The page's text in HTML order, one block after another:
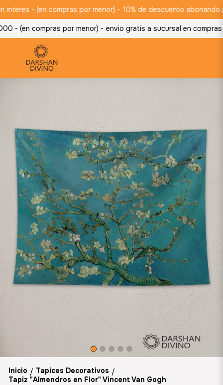
- (en compras por menor) - 10% de descuento abonando
(en compras por menor) - envio gratis a sucursal en compras
Inicio / Tapices Decorativos /
Tapiz "Almendros en Flor" Vincent Van Gogh